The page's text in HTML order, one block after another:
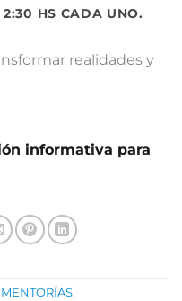
2:30 HS CADA UNO.
realidades y
informativa para
MENTORÍAS,